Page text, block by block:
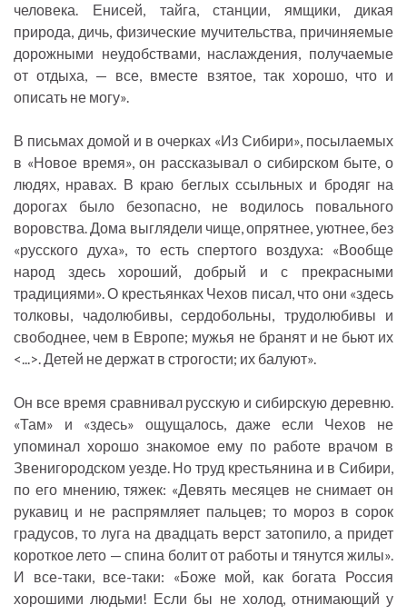
человека. Енисей, тайга, станции, ямщики, дикая
природа, дичь, физические мучительства, причиняемые
дорожными неудобствами, наслаждения, получаемые
от отдыха, — все, вместе взятое, так хорошо, что и
описать не могу».
В письмах домой и в очерках «Из Сибири», посылаемых
в «Новое время», он рассказывал о сибирском быте, о
людях, нравах. В краю беглых ссыльных и бродяг на
дорогах было безопасно, не водилось повального
воровства. Дома выглядели чище, опрятнее, уютнее, без
«русского духа», то есть спертого воздуха: «Вообще
народ здесь хороший, добрый и с прекрасными
традициями». О крестьянках Чехов писал, что они «здесь
толковы, чадолюбивы, сердобольны, трудолюбивы и
свободнее, чем в Европе; мужья не бранят и не бьют их
<...>. Детей не держат в строгости; их балуют».
Он все время сравнивал русскую и сибирскую деревню.
«Там» и «здесь» ощущалось, даже если Чехов не
упоминал хорошо знакомое ему по работе врачом в
Звенигородском уезде. Но труд крестьянина и в Сибири,
по его мнению, тяжек: «Девять месяцев не снимает он
рукавиц и не распрямляет пальцев; то мороз в сорок
градусов, то луга на двадцать верст затопило, а придет
короткое лето — спина болит от работы и тянутся жилы».
И все-таки, все-таки: «Боже мой, как богата Россия
хорошими людьми! Если бы не холод, отнимающий у